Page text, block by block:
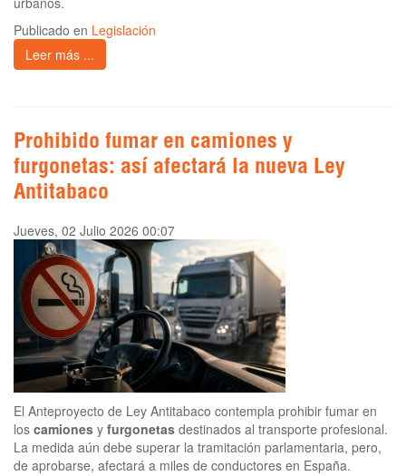
Publicado en Legislación
Leer más ...
Prohibido fumar en camiones y
furgonetas: así afectará la nueva Ley
Antitabaco
Jueves, 02 Julio 2026 00:07
El Anteproyecto de Ley Antitabaco contempla prohibir fumar en
los camiones y furgonetas destinados al transporte profesional.
La medida aún debe superar la tramitación parlamentaria, pero,
de aprobarse, afectará a miles de conductores en España.